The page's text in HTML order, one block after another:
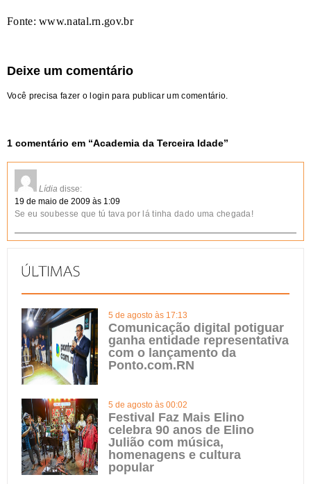
Fonte:www.natal.rn.gov.br
Deixe um comentário
Você precisa fazer o login para publicar um comentário.
1 comentário em “Academia da Terceira Idade”
Lídia disse:
19 de maio de 2009 às 1:09
Se eu soubesse que tú tava por lá tinha dado uma chegada!
5 de agosto às 17:13
Comunicação digital potiguar
ganha entidade representativa
com o lançamento da
Ponto.com.RN
5 de agosto às 00:02
Festival Faz Mais Elino
celebra 90 anos de Elino
Julião com música,
homenagens e cultura
popular